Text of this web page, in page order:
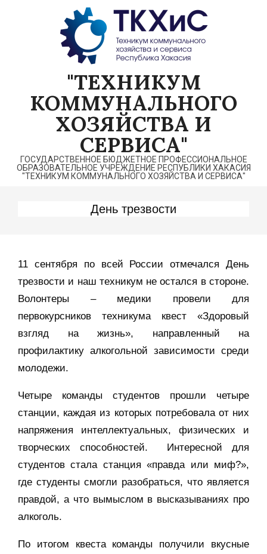
"ТЕХНИКУМ
КОММУНАЛЬНОГО
ХОЗЯЙСТВА И
СЕРВИСА"
ГОСУДАРСТВЕННОЕ БЮДЖЕТНОЕ ПРОФЕССИОНАЛЬНОЕ
ОБРАЗОВАТЕЛЬНОЕ УЧРЕЖДЕНИЕ РЕСПУБЛИКИ ХАКАСИЯ
"ТЕХНИКУМ КОММУНАЛЬНОГО ХОЗЯЙСТВА И СЕРВИСА"
День трезвости
11 сентября по всей России отмечался День
трезвости и наш техникум не остался в стороне.
Волонтеры – медики провели для
первокурсников техникума квест «Здоровый
взгляд на жизнь», направленный на
профилактику алкогольной зависимости среди
молодежи.
Четыре команды студентов прошли четыре
станции, каждая из которых потребовала от них
напряжения интеллектуальных, физических и
творческих способностей. Интересной для
студентов стала станция «правда или миф?»,
где студенты смогли разобраться, что является
правдой, а что вымыслом в высказываниях про
алкоголь.
По итогом квеста команды получили вкусные